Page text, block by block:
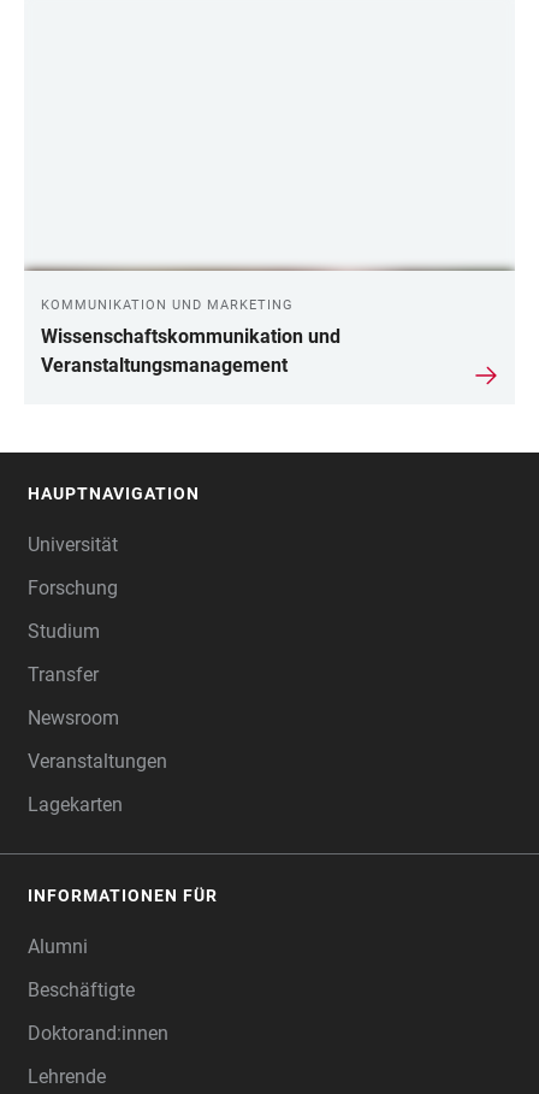
KOMMUNIKATION UND MARKETING
Wissenschaftskommunikation und
Veranstaltungsmanagement
HAUPTNAVIGATION
Universität
Forschung
Studium
Transfer
Newsroom
Veranstaltungen
Lagekarten
INFORMATIONEN FÜR
Alumni
Beschäftigte
Doktorand:innen
Lehrende